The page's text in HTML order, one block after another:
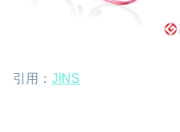
引用： JINS